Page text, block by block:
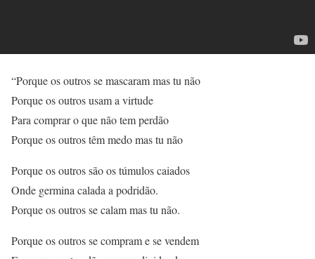
“Porque os outros se mascaram mas tu não
Porque os outros usam a virtude
Para comprar o que não tem perdão
Porque os outros têm medo mas tu não
Porque os outros são os túmulos caiados
Onde germina calada a podridão.
Porque os outros se calam mas tu não.
Porque os outros se compram e se vendem